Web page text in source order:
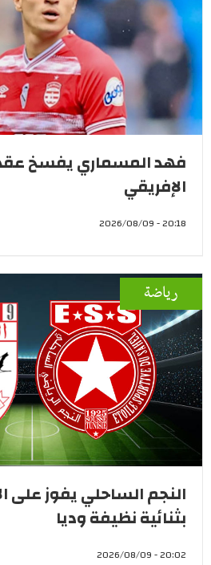
فهد المسماري يفسخ
الإفريقي
20:18 - 2026/08/09
رياضة
النجم الساحلي يفوز على
بثنائية نظيفة وديا
20:02 - 2026/08/09